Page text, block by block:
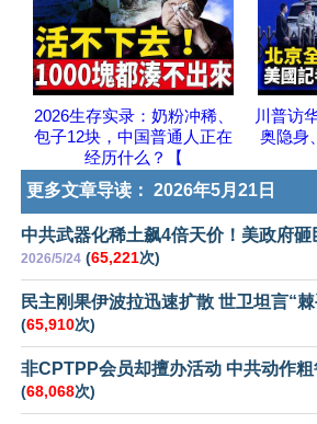
2026生存实录：奶粉冲稀、
包子12块，中国普通人正在
经历什么？【
川普访
奥隐身
更多文章导读： 2026年5月21日
中共武器化稀土飙4倍天价！美政府砸
2026/5/24 (65,221次)
民主刚果伊波拉迅速扩散 世卫坦言“
(65,910次)
非CPTPP会员却擅办活动 中共动作粗
(68,068次)